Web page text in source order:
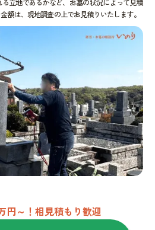
立地であるかなど、お墓の状況によって見積
額は、現地調査の上でお見積りいたします。
円～！相見積もり歓迎